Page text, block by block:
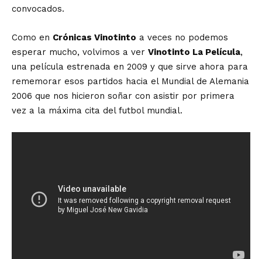
convocados.
Como en Crónicas Vinotinto a veces no podemos
esperar mucho, volvimos a ver Vinotinto La Película,
una película estrenada en 2009 y que sirve ahora para
rememorar esos partidos hacia el Mundial de Alemania
2006 que nos hicieron soñar con asistir por primera
vez a la máxima cita del futbol mundial.